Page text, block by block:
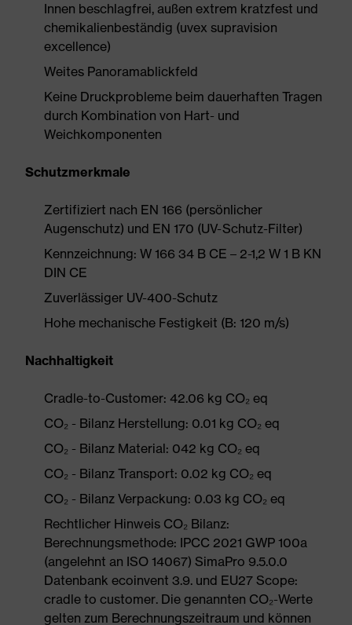
Innen beschlagfrei, außen extrem kratzfest und
chemikalienbeständig (uvex supravision
excellence)
Weites Panoramablickfeld
Keine Druckprobleme beim dauerhaften Tragen
durch Kombination von Hart- und
Weichkomponenten
Schutzmerkmale
Zertifiziert nach EN 166 (persönlicher
Augenschutz) und EN 170 (UV-Schutz-Filter)
Kennzeichnung: W 166 34 B CE – 2-1,2 W 1 B KN
DIN CE
Zuverlässiger UV-400-Schutz
Hohe mechanische Festigkeit (B: 120 m/s)
Nachhaltigkeit
Cradle-to-Customer: 42.06 kg CO₂ eq
CO₂ - Bilanz Herstellung: 0.01 kg CO₂ eq
CO₂ - Bilanz Material: 042 kg CO₂ eq
CO₂ - Bilanz Transport: 0.02 kg CO₂ eq
CO₂ - Bilanz Verpackung: 0.03 kg CO₂ eq
Rechtlicher Hinweis CO₂ Bilanz:
Berechnungsmethode: IPCC 2021 GWP 100a
(angelehnt an ISO 14067) SimaPro 9.5.0.0
Datenbank ecoinvent 3.9. und EU27 Scope:
cradle to customer. Die genannten CO₂-Werte
gelten zum Berechnungszeitraum und können